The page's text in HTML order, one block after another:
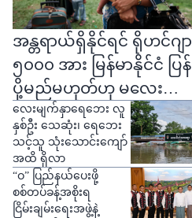
အန္တရာယ်ရှိနိုင်ရင် ရိုဟင်ဂျာ
၅၀၀၀ အား မြန်မာနိုင်ငံ ပြန်
ပို့မည်မဟုတ်ဟု မလေးရှား
ပြော
လေးမျက်နှာရေဘေး လူ
နှစ်ဦး သေဆုံး၊ ရေဘေး
သင့်သူ သုံးသောင်းကျော်
အထိ ရှိလာ
“ဝ” ပြည်နယ်ပေးဖို့
စစ်တပ်ခန့်အစိုးရ
ငြိမ်းချမ်းရေးအဖွဲ့နဲ့